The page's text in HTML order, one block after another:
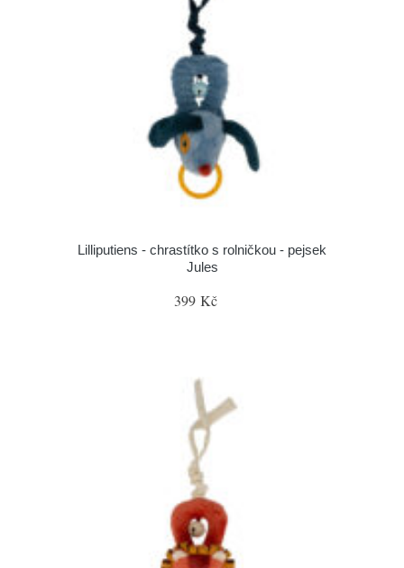
Lilliputiens - chrastítko s rolničkou - pejsek
Jules
399 Kč